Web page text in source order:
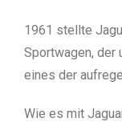
1961 stellte
Sportwagen, der
eines der
Wie es mit